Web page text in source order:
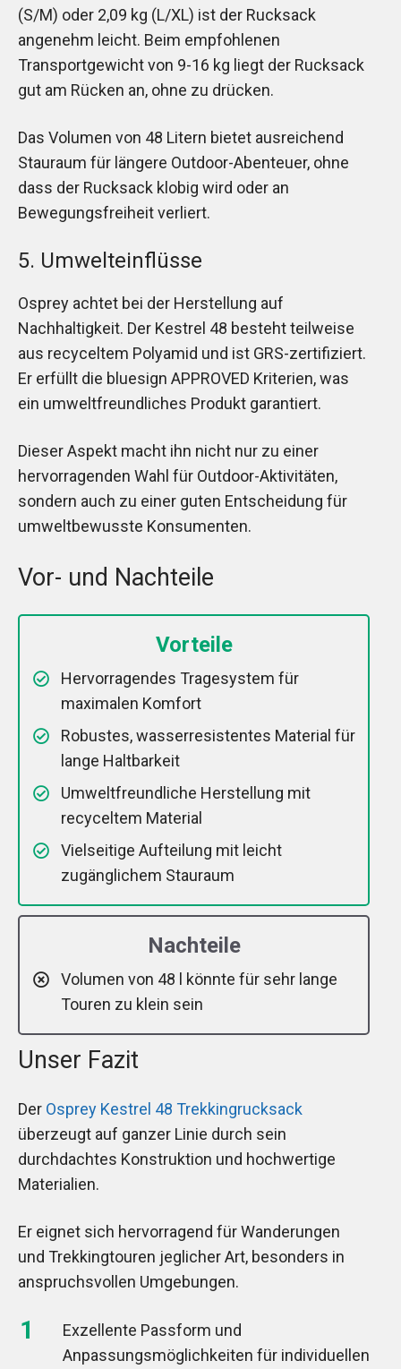
(S/M) oder 2,09 kg (L/XL) ist der Rucksack
angenehm leicht. Beim empfohlenen
Transportgewicht von 9-16 kg liegt der Rucksack
gut am Rücken an, ohne zu drücken.
Das Volumen von 48 Litern bietet ausreichend
Stauraum für längere Outdoor-Abenteuer, ohne
dass der Rucksack klobig wird oder an
Bewegungsfreiheit verliert.
5. Umwelteinflüsse
Osprey achtet bei der Herstellung auf
Nachhaltigkeit. Der Kestrel 48 besteht teilweise
aus recyceltem Polyamid und ist GRS-zertifiziert.
Er erfüllt die bluesign APPROVED Kriterien, was
ein umweltfreundliches Produkt garantiert.
Dieser Aspekt macht ihn nicht nur zu einer
hervorragenden Wahl für Outdoor-Aktivitäten,
sondern auch zu einer guten Entscheidung für
umweltbewusste Konsumenten.
Vor- und Nachteile
Vorteile
Hervorragendes Tragesystem für
maximalen Komfort
Robustes, wasserresistentes Material für
lange Haltbarkeit
Umweltfreundliche Herstellung mit
recyceltem Material
Vielseitige Aufteilung mit leicht
zugänglichem Stauraum
Nachteile
Volumen von 48 l könnte für sehr lange
Touren zu klein sein
Unser Fazit
Der Osprey Kestrel 48 Trekkingrucksack
überzeugt auf ganzer Linie durch sein
durchdachtes Konstruktion und hochwertige
Materialien.
Er eignet sich hervorragend für Wanderungen
und Trekkingtouren jeglicher Art, besonders in
anspruchsvollen Umgebungen.
Exzellente Passform und
Anpassungsmöglichkeiten für individuellen